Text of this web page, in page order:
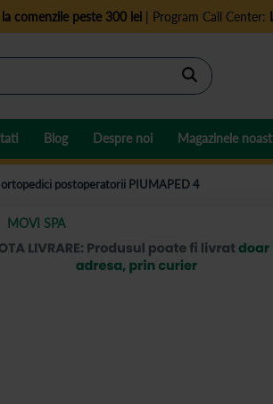
comenzile peste 300 lei| Program Call Center:
Cautare
Blog Despre noi Magazinele
ortopedici postoperatorii PIUMAPED 4
MOVI SPA